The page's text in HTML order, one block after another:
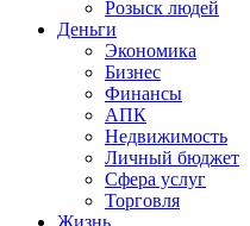
Розыск людей
Деньги
Экономика
Бизнес
Финансы
АПК
Недвижимость
Личный бюджет
Сфера услуг
Торговля
Жизнь